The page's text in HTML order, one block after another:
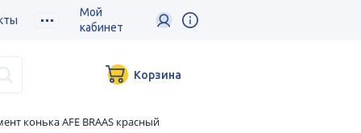
Мой
кабинет
Корзина
конька AFE BRAAS красный